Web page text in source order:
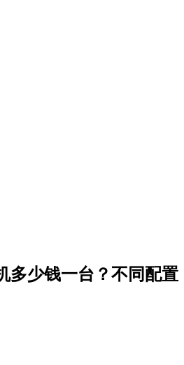
多少钱一台？不同配置